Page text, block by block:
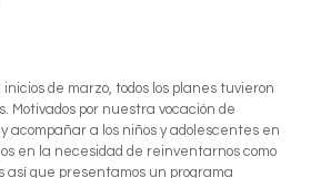
de marzo, todos los planes tuvieron
Motivados por nuestra vocación de
acompañar a los niños y adolescentes en
en la necesidad de reinventarnos como
así que presentamos un programa